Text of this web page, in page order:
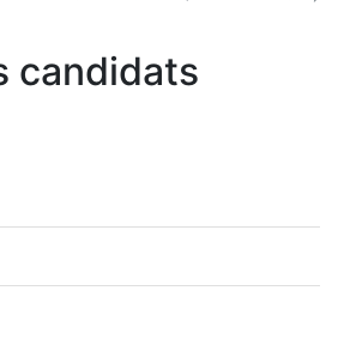
candidats